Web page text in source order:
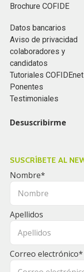
Brochure COFIDE
Datos bancarios
Aviso de privacidad
colaboradores y
candidatos
Tutoriales COFIDEnet
Ponentes
Testimoniales
Desuscribirme
SUSCRÍBETE AL
Nombre*
Apellidos
Correo electrónico*